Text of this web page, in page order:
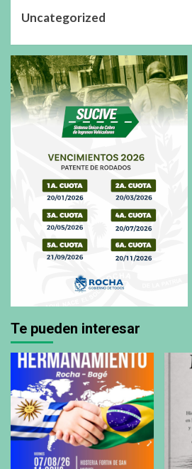
Uncategorized
Te pueden interesar